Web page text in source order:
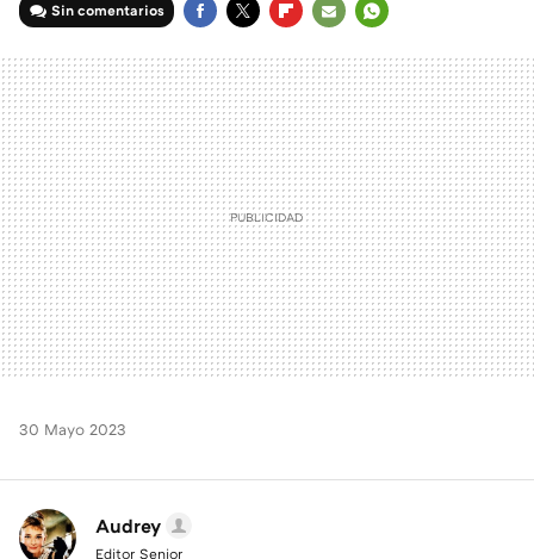
Sin comentarios
MAIL
30 Mayo 2023
Audrey
Editor Senior